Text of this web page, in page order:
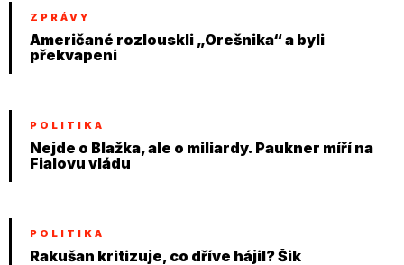
ZPRÁVY
Američané rozlouskli „Orešnika“ a byli
překvapeni
POLITIKA
Nejde o Blažka, ale o miliardy. Paukner míří na
Fialovu vládu
POLITIKA
Rakušan kritizuje, co dříve hájil? Šik